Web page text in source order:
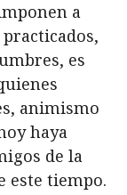
a
es
animismo
haya
de la
este tiempo.